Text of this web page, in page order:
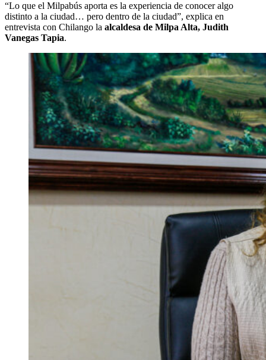
“Lo que el Milpabús aporta es la experiencia de conocer algo
distinto a la ciudad… pero dentro de la ciudad”, explica en
entrevista con Chilango la alcaldesa de Milpa Alta, Judith
Vanegas Tapia.